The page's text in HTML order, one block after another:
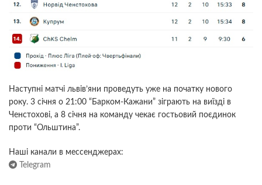
Наступні матчі львів’яни проведуть уже на початку нового
року. 3 січня о 21:00 “Барком-Кажани” зіграють на виїзді в
Ченстохові, а 8 січня на команду чекає гостьовий поєдинок
проти “Ольштина”.
Наші канали в мессенджерах:
Telegram